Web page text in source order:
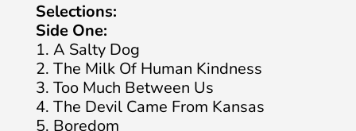
Selections:
Side One:
1. A Salty Dog
2. The Milk Of Human Kindness
3. Too Much Between Us
4. The Devil Came From Kansas
5. Boredom